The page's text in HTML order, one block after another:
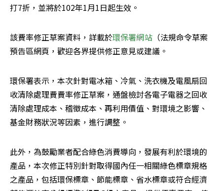
打7折，並將於102年1月1日起生效。
該費率修正草案資料，詳載於環保署網站（法規命令草案
預告區網頁，歡迎各界提供修正意見或建議。
環保署表示，本次針對電冰箱、冷氣、洗衣機及電風扇回
收清除處理費費率修正草案，通盤檢討各電子電器之回收
清除處理成本、稽徵成本、再利用價值、對環境之影響、
基金財務狀況等因素，進行調整。
此外，為鼓勵業者配合綠色消費導向，發展有利於環境的
產品，本次修正特別針對取得國內任一相關綠色標章規格
之產品，包括環保標章、節能標章、省水標章或符合經濟